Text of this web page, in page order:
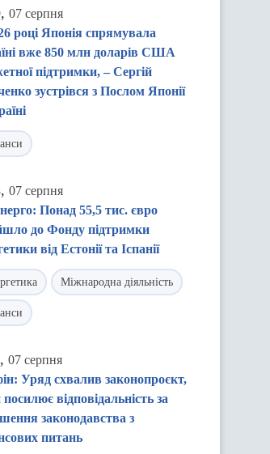
, 07 серпня
році Японія спрямувала
вже 850 млн доларів США
підтримки, – Сергій
зустрівся з Послом Японії
, 07 серпня
Понад 55,5 тис. євро
до Фонду підтримки
від Естонії та Іспанії
Міжнародна діяльність
, 07 серпня
Уряд схвалив законопроєкт,
відповідальність за
законодавства з
питань